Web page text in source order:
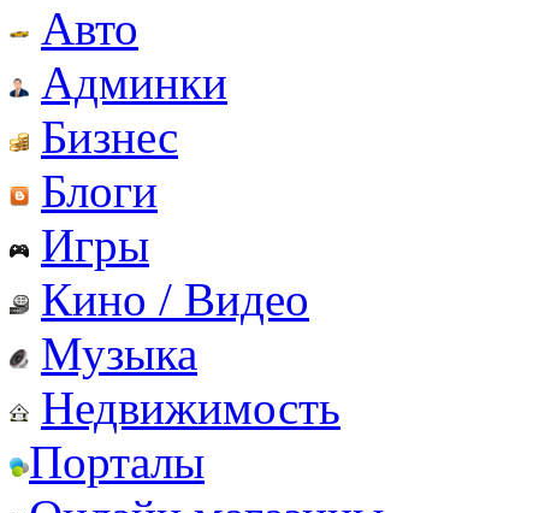
Авто
Админки
Бизнес
Блоги
Игры
Кино / Видео
Музыка
Недвижимость
Порталы